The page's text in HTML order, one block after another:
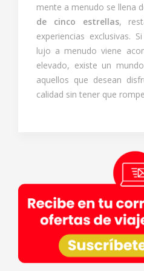
mente a menudo se llena
de cinco estrellas,
experiencias exclusivas.
lujo a menudo viene
elevado, existe un
aquellos que desean
calidad sin tener que